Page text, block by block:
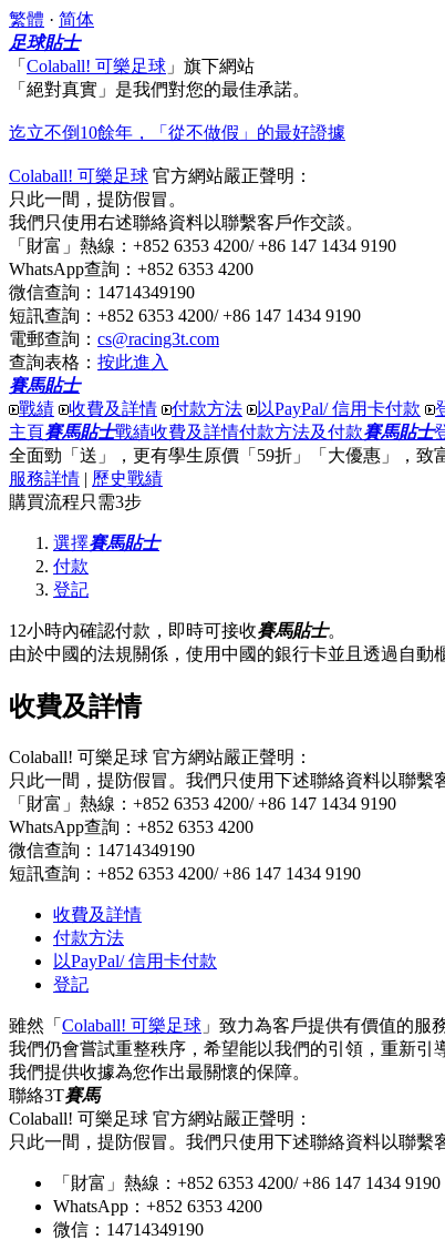
繁體 · 简体
足球貼士
「 Colaball! 可樂足球 」 旗下網站
「絕對真實」 是我們對您的最佳承諾。
迄立不倒10餘年，「從不做假」的最好證據
Colaball! 可樂足球 官方網站嚴正聲明：
只此一間，提防假冒。
我們只使用右述聯絡資料以聯繫客戶作交談。
「財富」熱線 ：+852 6353 4200/ +86 147 1434 9190
WhatsApp查詢 ：+852 6353 4200
微信查詢 ：14714349190
短訊查詢 ：+852 6353 4200/ +86 147 1434 9190
電郵查詢 ： cs@racing3t.com
查詢表格 ： 按此進入
賽馬貼士
戰績
收費及詳情 付款方法 以PayPal/ 信用卡付款
主頁賽馬貼士戰績收費及詳情付款方法及付款賽馬貼士
全面勁「送」
，更有學生原價「59折」「大優惠」 ， 致
服務詳情 | 歷史戰績
購買流程只需3步
選擇賽馬貼士
付款
登記
12小時內確認付款，即時可接收賽馬貼士。
由於中國的法規關係，使用中國的銀行卡並且透過自
收費及詳情
Colaball! 可樂足球 官方網站嚴正聲明：
只此一間，提防假冒。我們只使用下述聯絡資料以聯繫
「財富」熱線：+852 6353 4200/ +86 147 1434 9190
WhatsApp查詢：+852 6353 4200
微信查詢：14714349190
短訊查詢：+852 6353 4200/ +86 147 1434 9190
收費及詳情
付款方法
以PayPal/ 信用卡付款
登記
雖然「 Colaball! 可樂足球 」致力為客戶提供有價值的服
我們仍會嘗試重整秩序，希望能以我們的引領，重新引
我們提供收據為您作出最關懷的保障。
聯絡3T賽馬
Colaball! 可樂足球 官方網站嚴正聲明：
只此一間，提防假冒。我們只使用下述聯絡資料以聯繫
「財富」熱線：+852 6353 4200/ +86 147 1434 9190
WhatsApp：+852 6353 4200
微信：14714349190